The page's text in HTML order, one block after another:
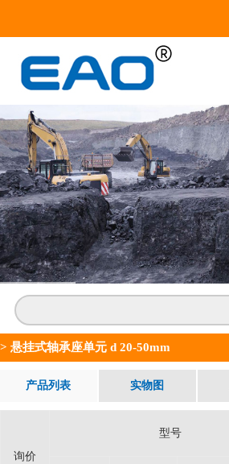
> 悬挂式轴承座单元 d 20-50mm
产品列表 实物图
询价
型号